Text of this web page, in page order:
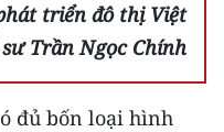
triển đô thị Việt
Trần Ngọc Chính
đủ bốn loại hình